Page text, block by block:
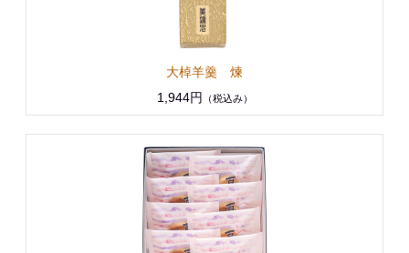
大棹羊羹 煉
1,944円
（税込み）